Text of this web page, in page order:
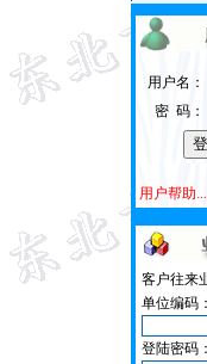
用户名：
密 码：
用户帮助...
客户往来
单位编码：
登陆密码：